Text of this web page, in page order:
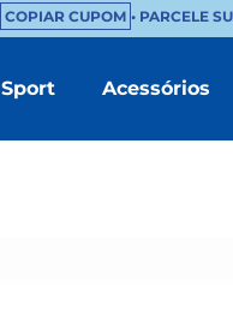
COPIAR CUPOM • PARCELE
Sport Acessórios